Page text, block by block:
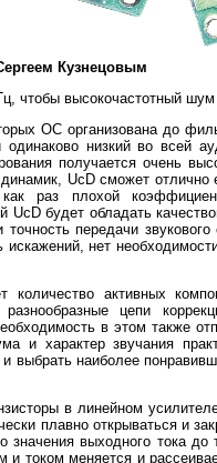
Кузнецовым
чтобы высокочастотный
ОС организована до
низкий во всей
получается очень
UcD сможет отлично
раз плохой
UcD будет обладать
передачи
искажений, нет
количество активных
цепи
в этом также
и характер звучания
выбрать наиболее
в линейном
плавно открываться и
значения выходного тока
и током меняется и